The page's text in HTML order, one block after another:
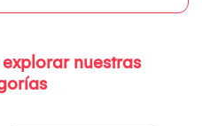
nuestras